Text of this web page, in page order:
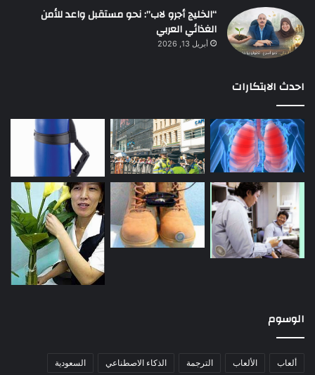
“الخليج أجرو لاب”: نحو مستقبل واعد للأمن
الغذائي العربي
أبريل 13, 2026
احدث الابتكارات
الوسوم
ألعاب الألعاب الترجمة الذكاء الاصطناعي السعودية